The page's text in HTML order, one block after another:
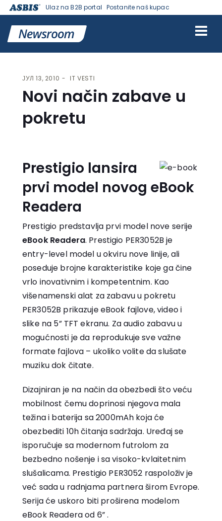
Ulaz na B2B portal Postanite naš kupac
ЈУЛ 13, 2010 IT VESTI
Novi način zabave u
pokretu
Prestigio lansira
prvi model novog eBook
Readera
Prestigio predstavlja prvi model nove serije
eBook Readera. Prestigio PER3052B je
entry-level model u okviru nove linije, ali
poseduje brojne karakteristike koje ga čine
vrlo inovativnim i kompetentnim. Kao
višenamenski alat za zabavu u pokretu
PER3052B prikazuje eBook fajlove, video i
slike na 5” TFT ekranu. Za audio zabavu u
mogućnosti je da reprodukuje sve važne
formate fajlova – ukoliko volite da slušate
muziku dok čitate.
Dizajniran je na način da obezbedi što veću
mobilnost čemu doprinosi njegova mala
težina i baterija sa 2000mAh koja će
obezbediti 10h čitanja sadržaja. Uređaj se
isporučuje sa modernom futrolom za
bezbedno nošenje i sa visoko-kvlaitetnim
slušalicama. Prestigio PER3052 raspoloživ je
već sada u radnjama partnera širom Evrope.
Serija će uskoro biti proširena modelom
eBook Readera od 6” .